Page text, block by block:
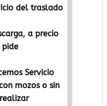
del traslado
a precio
pide
Servicio
mozos o sin